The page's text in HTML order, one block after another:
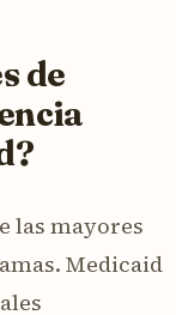
de
las mayores
Medicaid